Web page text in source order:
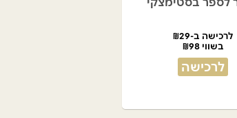
לרכישה ב-₪29
בשווי ₪98
לרכישה